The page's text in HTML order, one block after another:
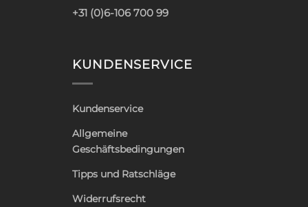
+31 (0)6-106 700 99
KUNDENSERVICE
Kundenservice
Allgemeine
Geschäftsbedingungen
Tipps und Ratschläge
Widerrufsrecht